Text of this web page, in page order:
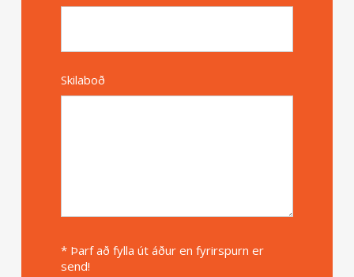
Skilaboð
* Þarf að fylla út áður en fyrirspurn er
send!